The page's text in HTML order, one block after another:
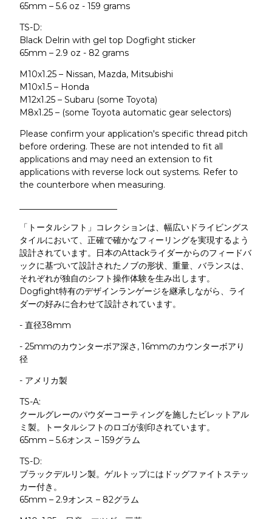
65mm – 5.6 oz - 159 grams
TS-D:
Black Delrin with gel top Dogfight sticker
65mm – 2.9 oz - 82 grams
M10x1.25 – Nissan, Mazda, Mitsubishi
M10x1.5 – Honda
M12x1.25 – Subaru (some Toyota)
M8x1.25 – (some Toyota automatic gear selectors)
Please confirm your application's specific thread pitch
before ordering. These are not intended to fit all
applications and may need an extension to fit
applications with reverse lock out systems. Refer to
the counterbore when measuring.
「トータルシフト」コレクションは、幅広いドライビングス
タイルにおいて、正確で確かなフィーリングを実現するよう
設計されています。日本のAttackライダーからのフィードバ
ックに基づいて設計されたノブの形状、重量、バランスは、
それぞれが独自のシフト操作体験を生み出します。
Dogfight特有のデザインランゲージを継承しながら、ライ
ダーの好みに合わせて設計されています。
- 直径38mm
- 25mmのカウンターボア深さ, 16mmのカウンターボアり
径
- アメリカ製
TS-A:
クールグレーのパウダーコーティングを施したビレットアル
ミ製。トータルシフトのロゴが刻印されています。
65mm – 5.6オンス – 159グラム
TS-D:
ブラックデルリン製。ゲルトップにはドッグファイトステッ
カー付き。
65mm – 2.9オンス – 82グラム